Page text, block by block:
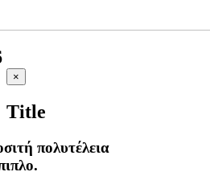
Close
product
view
×
Title
πολυτέλεια